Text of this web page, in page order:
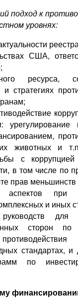
подход к
уровнях:
США,
ресурса,
стратегиях
животных и
с
в том числе по
прав меньшинств
аспектов при
и иных
руководств для
сторон по
стандартах, и
по